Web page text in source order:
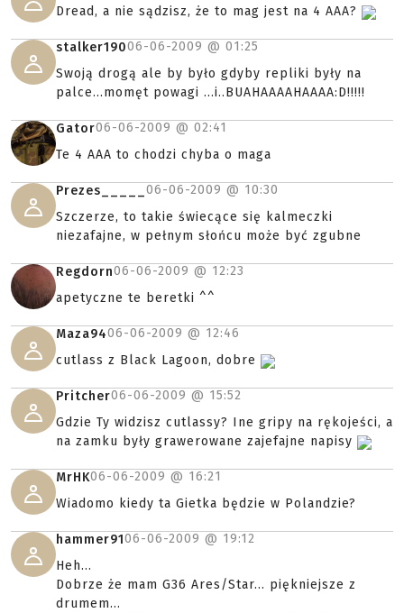
Dread, a nie sądzisz, że to mag jest na 4 AAA?
stalker19006-06-2009 @ 01:25
Swoją drogą ale by było gdyby repliki były na
palce...momęt powagi ...i..BUAHAAAAHAAAA:D!!!!!
Gator06-06-2009 @ 02:41
Te 4 AAA to chodzi chyba o maga
Prezes_____ 06-06-2009 @ 10:30
Szczerze, to takie świecące się kalmeczki
niezafajne, w pełnym słońcu może być zgubne
Regdorn06-06-2009 @ 12:23
apetyczne te beretki ^^
Maza9406-06-2009 @ 12:46
cutlass z Black Lagoon, dobre
Pritcher06-06-2009 @ 15:52
Gdzie Ty widzisz cutlassy? Ine gripy na rękojeści, a
na zamku były grawerowane zajefajne napisy
MrHK06-06-2009 @ 16:21
Wiadomo kiedy ta Gietka będzie w Polandzie?
hammer9106-06-2009 @ 19:12
Heh...
Dobrze że mam G36 Ares/Star... piękniejsze z
drumem...